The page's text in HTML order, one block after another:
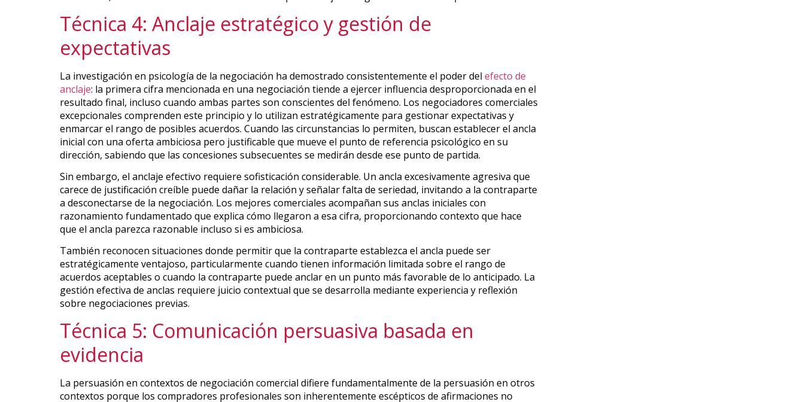
Técnica 4: Anclaje estratégico y gestión de
expectativas
La investigación en psicología de la negociación ha demostrado consistentemente el poder del efecto de
anclaje: la primera cifra mencionada en una negociación tiende a ejercer influencia desproporcionada en el
resultado final, incluso cuando ambas partes son conscientes del fenómeno. Los negociadores comerciales
excepcionales comprenden este principio y lo utilizan estratégicamente para gestionar expectativas y
enmarcar el rango de posibles acuerdos. Cuando las circunstancias lo permiten, buscan establecer el ancla
inicial con una oferta ambiciosa pero justificable que mueve el punto de referencia psicológico en su
dirección, sabiendo que las concesiones subsecuentes se medirán desde ese punto de partida.
Sin embargo, el anclaje efectivo requiere sofisticación considerable. Un ancla excesivamente agresiva que
carece de justificación creíble puede dañar la relación y señalar falta de seriedad, invitando a la contraparte
a desconectarse de la negociación. Los mejores comerciales acompañan sus anclas iniciales con
razonamiento fundamentado que explica cómo llegaron a esa cifra, proporcionando contexto que hace
que el ancla parezca razonable incluso si es ambiciosa.
También reconocen situaciones donde permitir que la contraparte establezca el ancla puede ser
estratégicamente ventajoso, particularmente cuando tienen información limitada sobre el rango de
acuerdos aceptables o cuando la contraparte puede anclar en un punto más favorable de lo anticipado. La
gestión efectiva de anclas requiere juicio contextual que se desarrolla mediante experiencia y reflexión
sobre negociaciones previas.
Técnica 5: Comunicación persuasiva basada en
evidencia
La persuasión en contextos de negociación comercial difiere fundamentalmente de la persuasión en otros
contextos porque los compradores profesionales son inherentemente escépticos de afirmaciones no